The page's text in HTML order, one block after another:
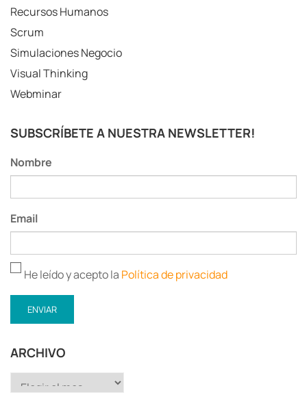
Recursos Humanos
Scrum
Simulaciones Negocio
Visual Thinking
Webminar
SUBSCRÍBETE A NUESTRA NEWSLETTER!
Nombre
Email
He leído y acepto la Política de privacidad
ARCHIVO